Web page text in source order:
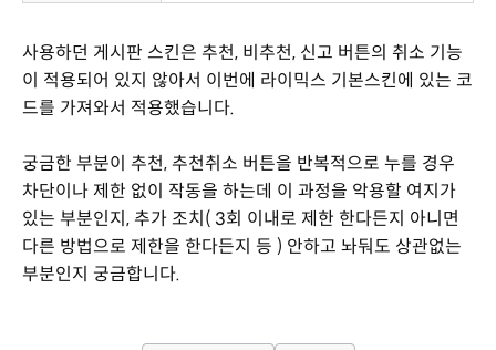
사용하던 게시판 스킨은 추천, 비추천, 신고 버튼의 취소 기능
이 적용되어 있지 않아서 이번에 라이믹스 기본스킨에 있는 코
드를 가져와서 적용했습니다.
궁금한 부분이 추천, 추천취소 버튼을 반복적으로 누를 경우
차단이나 제한 없이 작동을 하는데 이 과정을 악용할 여지가
있는 부분인지, 추가 조치( 3회 이내로 제한 한다든지 아니면
다른 방법으로 제한을 한다든지 등 ) 안하고 놔둬도 상관없는
부분인지 궁금합니다.